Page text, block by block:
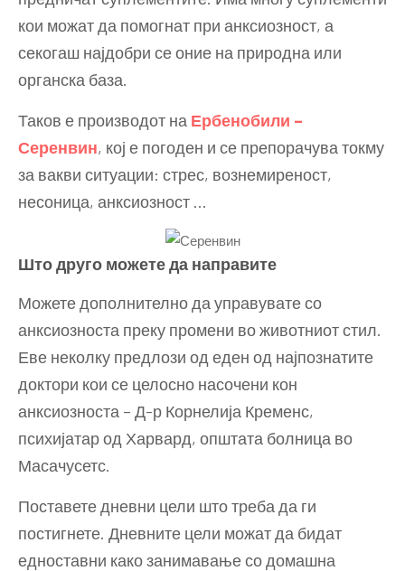
кои можат да помогнат при анксиозност, а
секогаш најдобри се оние на природна или
органска база.
Таков е производот на Ербенобили –
Серенвин, кој е погоден и се препорачува токму
за вакви ситуации: стрес, вознемиреност,
несоница, анксиозност …
Што друго можете да направите
Можете дополнително да управувате со
анксиозноста преку промени во животниот стил.
Еве неколку предлози од еден од најпознатите
доктори кои се целосно насочени кон
анксиозноста – Д-р Корнелија Кременс,
психијатар од Харвард, општата болница во
Масачусетс.
Поставете дневни цели што треба да ги
постигнете. Дневните цели можат да бидат
едноставни како занимавање со домашна